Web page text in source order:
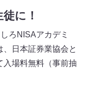
に！
ろNISAアカデミ
日本証券業協会と
入場料無料（事前抽